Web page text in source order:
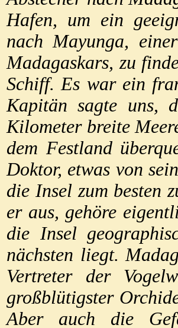
Hafen, um ein
nach Mayunga,
Madagaskars, zu
Schiff. Es war ein
Kapitän sagte uns,
Kilometer breite
dem Festland
Doktor, etwas von
die Insel zum besten
er aus, gehöre
die Insel
nächsten liegt.
Vertreter der
großblütigster
Aber auch die